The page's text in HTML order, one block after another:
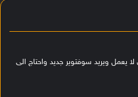
يعمل ويريد سوفتوير جديد واحتاج الى